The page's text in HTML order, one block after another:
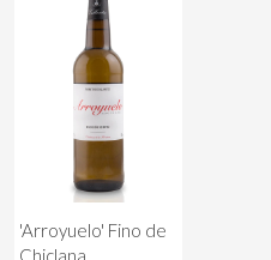
'Arroyuelo' Fino de
Chiclana